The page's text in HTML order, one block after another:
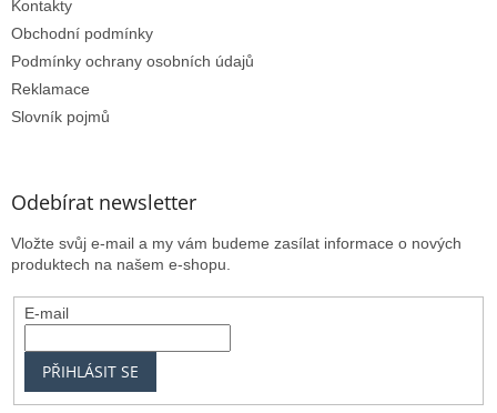
Kontakty
Obchodní podmínky
Podmínky ochrany osobních údajů
Reklamace
Slovník pojmů
Odebírat newsletter
Vložte svůj e-mail a my vám budeme zasílat informace o nových
produktech na našem e-shopu.
E-mail
PŘIHLÁSIT SE